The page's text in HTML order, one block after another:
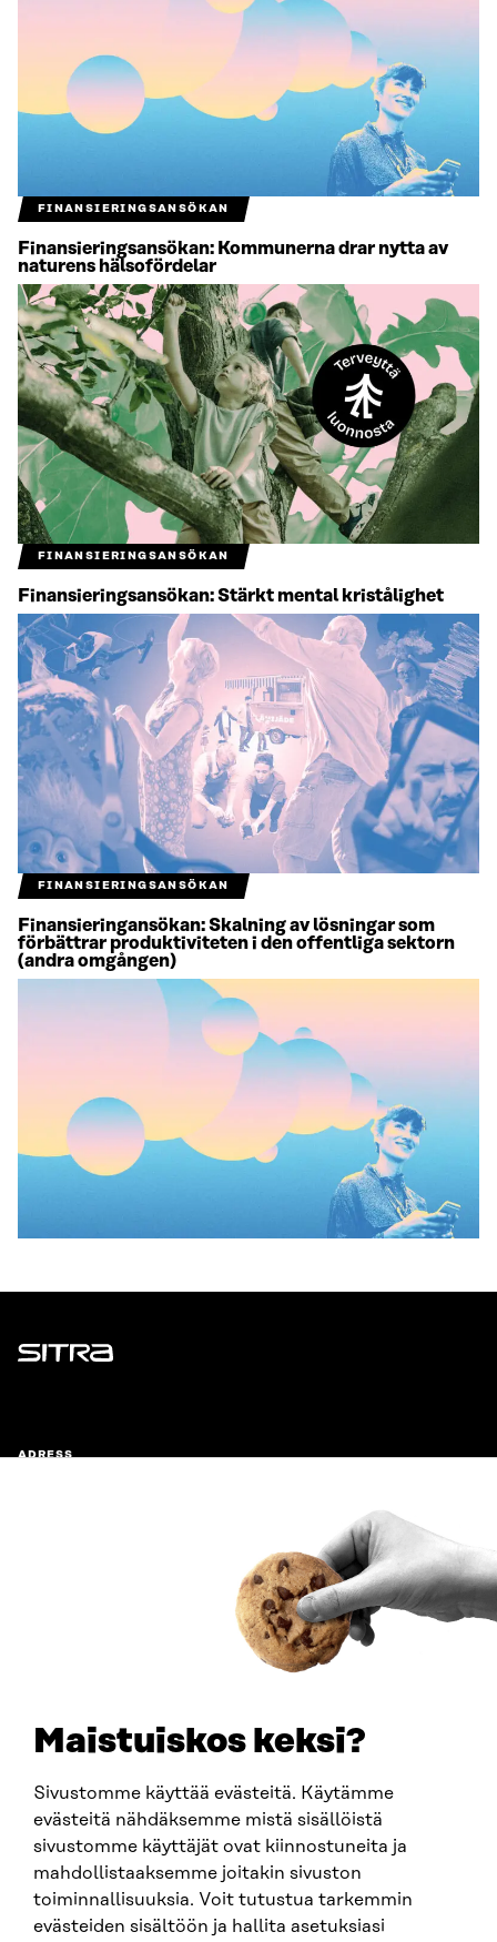
Maistuiskos keksi?
Sivustomme käyttää evästeitä. Käytämme
evästeitä nähdäksemme mistä sisällöistä
sivustomme käyttäjät ovat kiinnostuneita ja
mahdollistaaksemme joitakin sivuston
toiminnallisuuksia. Voit tutustua tarkemmin
evästeiden sisältöön ja hallita asetuksiasi
FINANSIERINGSANSÖKAN
Finansieringsansökan: Kommunerna drar nytta av
naturens hälsofördelar
FINANSIERINGSANSÖKAN
Finansieringsansökan: Stärkt mental kristålighet
FINANSIERINGSANSÖKAN
Finansieringansökan: Skalning av lösningar som
förbättrar produktiviteten i den offentliga sektorn
(andra omgången)
Sitra
ADRESS
fornamn.efternamn@sitra.fi
SITRA PÅ SOCIALA MEDIER
LinkedIn
Instagram